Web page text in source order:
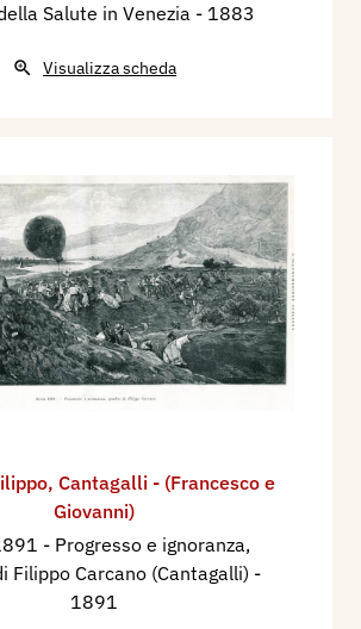
Salute in Venezia - 1883
Visualizza scheda
, Cantagalli - (Francesco e
Giovanni)
- Progresso e ignoranza,
Filippo Carcano (Cantagalli) -
1891